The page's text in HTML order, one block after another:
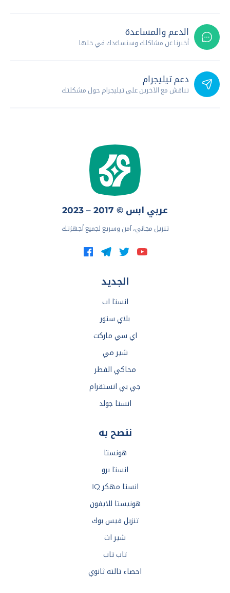
الدعم والمساعدة
أخبرنا عن مشاكلك وسنساعدك في حلها
دعم تيليجرام
تناقش مع الآخرين على تيليجرام حول مشكلتك
عربي ابس © 2017 – 2023
تنزيل مجاني، آمن وسريع لجميع أجهزتك
الجديد
انستا اب
بلاي ستور
اي سي ماركت
شير مي
محاكي الفطر
جي بي انستقرام
انستا جولد
ننصح به
هونستا
انستا برو
انستا مهكر IQ
هونيستا للايفون
تنزيل فيس بوك
شير ات
تاب تاب
احصاء تالته ثانوي